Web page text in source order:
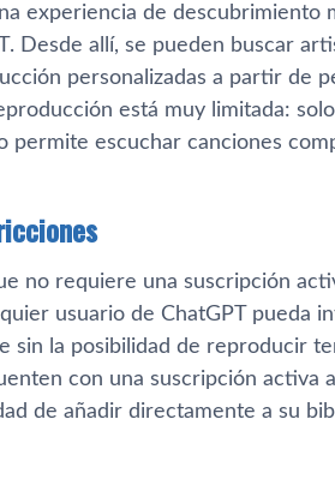
experiencia de descubrimiento
Desde allí, se pueden buscar
personalizadas a partir de
está muy limitada:
permite escuchar canciones
no requiere una suscripción
usuario de ChatGPT pueda
sin la posibilidad de reproducir
con una suscripción activa
de añadir directamente a su